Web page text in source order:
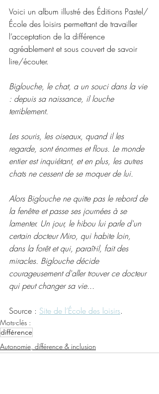
Voici un album illustré des Éditions Pastel/
École des loisirs permettant de travailler
l’acceptation de la différence
agréablement et sous couvert de savoir
lire/écouter.
Biglouche, le chat, a un souci dans la vie
: depuis sa naissance, il louche
terriblement.
Les souris, les oiseaux, quand il les
regarde, sont énormes et flous. Le monde
entier est inquiétant, et en plus, les autres
chats ne cessent de se moquer de lui.
Alors Biglouche ne quitte pas le rebord de
la fenêtre et passe ses journées à se
lamenter. Un jour, le hibou lui parle d'un
certain docteur Miro, qui habite loin,
dans la forêt et qui, paraît-il, fait des
miracles. Biglouche décide
courageusement d'aller trouver ce docteur
qui peut changer sa vie...
Source : Site de l’École des loisirs.
Mots-clés :
différence
Autonomie, différence & inclusion